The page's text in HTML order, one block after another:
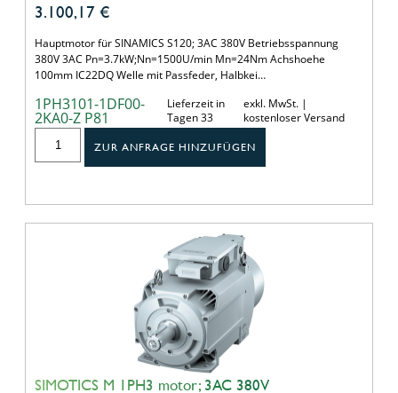
3.100,17 €
Hauptmotor für SINAMICS S120; 3AC 380V Betriebsspannung
380V 3AC Pn=3.7kW;Nn=1500U/min Mn=24Nm Achshoehe
100mm IC22DQ Welle mit Passfeder, Halbkei…
1PH3101-1DF00-
2KA0-Z P81
Lieferzeit in
Tagen 33
exkl. MwSt. |
kostenloser Versand
ZUR ANFRAGE HINZUFÜGEN
SIMOTICS M 1PH3 motor; 3AC 380V